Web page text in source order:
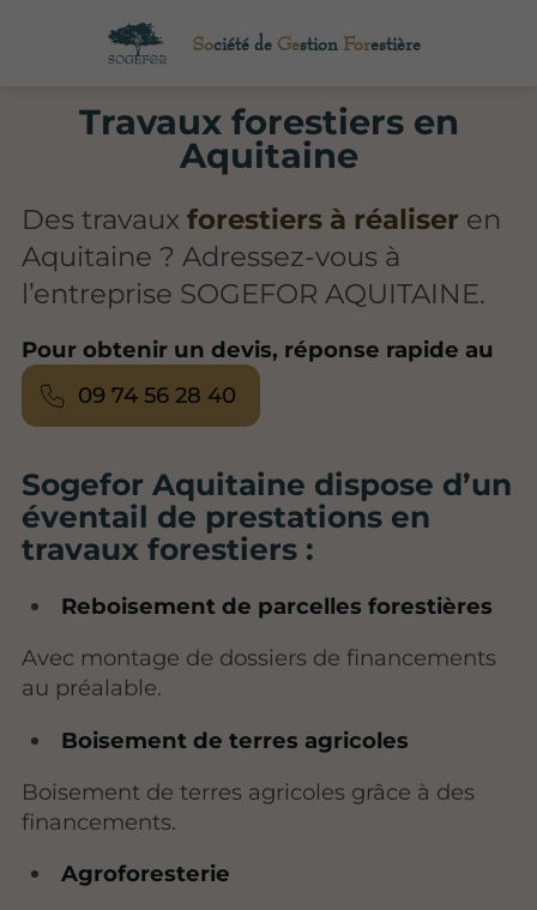
Société de Gestion Forestière
Travaux forestiers en
Aquitaine
Des travauxforestiers à réaliser en
Aquitaine ? Adressez-vous à
l’entreprise SOGEFOR AQUITAINE.
Pour obtenir un devis, réponse rapide au
09 74 56 28 40
Sogefor Aquitaine dispose d’un
éventail de prestations en
travaux forestiers :
Reboisement de parcelles forestières
Avec montage de dossiers de financements
au préalable.
Boisement de terres agricoles
Boisement de terres agricoles grâce à des
financements.
Agroforesterie